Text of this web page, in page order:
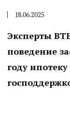
18.06.2025
Эксперты
поведение
году